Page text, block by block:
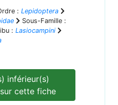
: Lepidoptera
Sous-Famille :
: Lasiocampini
inférieur(s)
agrégé(s) sur cette fiche